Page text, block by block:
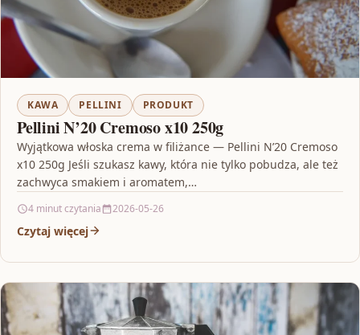
KAWA PELLINI PRODUKT
Pellini N’20 Cremoso x10 250g
Wyjątkowa włoska crema w filiżance — Pellini N’20 Cremoso
x10 250g Jeśli szukasz kawy, która nie tylko pobudza, ale też
zachwyca smakiem i aromatem,…
4 minut czytania 2026-05-26
Czytaj więcej